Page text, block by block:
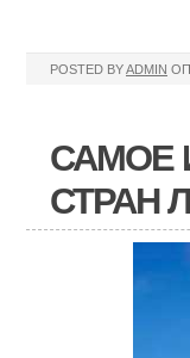
POSTED BYADMIN
САМОЕ
СТРАН